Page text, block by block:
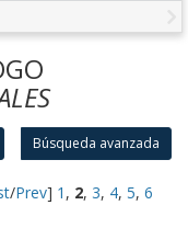
Búsqueda avanzada
/Prev] 1 , 2, 3, 4, 5, 6